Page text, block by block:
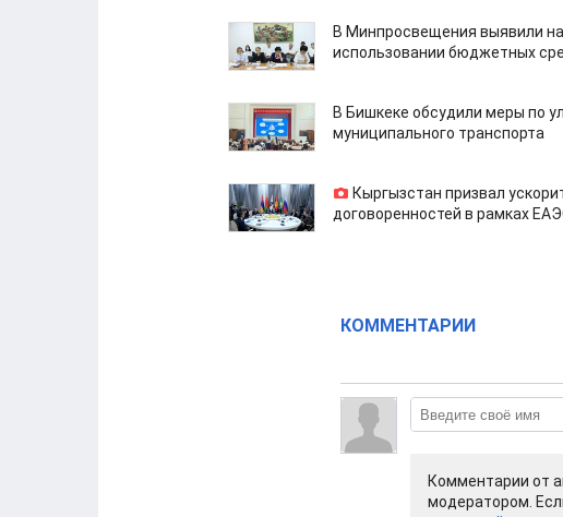
В Минпросвещения выявили
использовании бюджетных
В Бишкеке обсудили меры по
муниципального транспорта
Кыргызстан призвал
договоренностей в рамках
КОММЕНТАРИИ
Комментарии от
модератором.